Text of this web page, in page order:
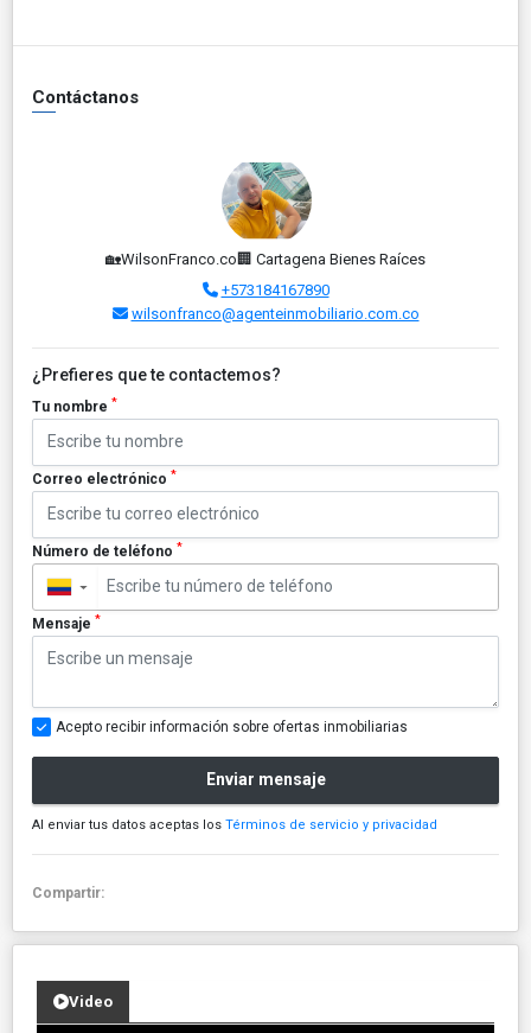
Contáctanos
🏡WilsonFranco.co🏢 Cartagena Bienes Raíces
+573184167890
wilsonfranco@agenteinmobiliario.com.co
¿Prefieres que te contactemos?
Tu nombre *
Correo electrónico *
Número de teléfono *
▼
Mensaje *
Acepto recibir información sobre ofertas inmobiliarias
Enviar mensaje
Al enviar tus datos aceptas los Términos de servicio y privacidad
Compartir:
Video